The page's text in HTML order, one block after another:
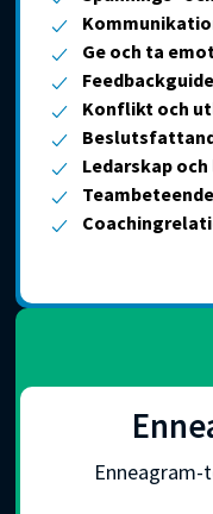
Ge och ta
Konflikt och
Ledarskap
Teambeteende